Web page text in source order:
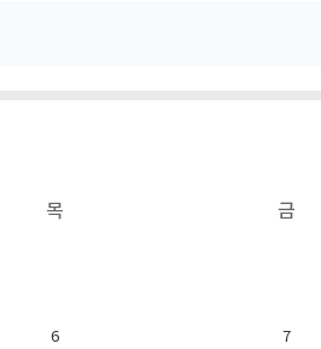
목 금
6 7